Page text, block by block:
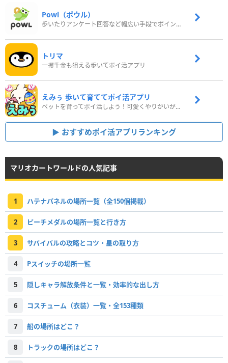
Powl（ポウル）
歩いたりアンケート回答など幅広い手段でポイントをゲット
トリマ
一攫千金も狙える歩いてポイ活アプリ
えみぅ 歩いて育ててポイ活アプリ
ペットを育ってポイ活しよう！可愛くやりがいがある新感覚アプリ
おすすめポイ活アプリランキング
マリオカートワールドの人気記事
1 ハテナパネルの場所一覧（全150個掲載）
2 ピーチメダルの場所一覧と行き方
3 サバイバルの攻略とコツ・星の取り方
4 Pスイッチの場所一覧
5 隠しキャラ解放条件と一覧・効率的な出し方
6 コスチューム（衣装）一覧・全153種類
7 船の場所はどこ？
8 トラックの場所はどこ？